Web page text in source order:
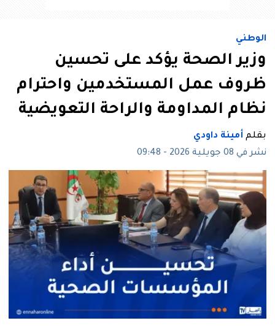
الوطني
وزير الصحة يؤكد على تحسين
ظروف عمل المستخدمين واحترام
نظام المداومة والراحة التعويضية
بقلم أمينة داودي
نشر في 08 جويلية 2026 - 09:48